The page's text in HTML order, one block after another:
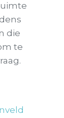
die
te